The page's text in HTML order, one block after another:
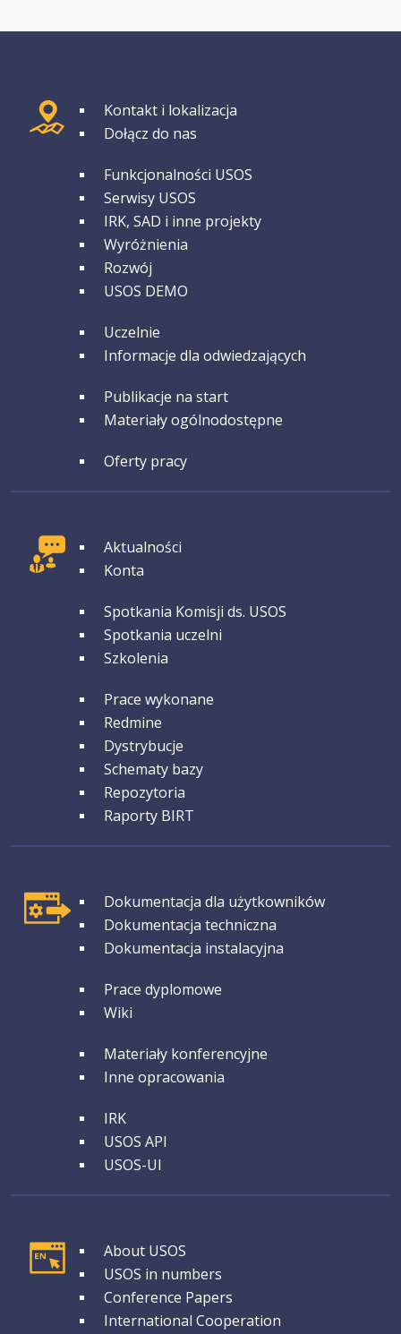
GRUPA 1Kontakt i lokalizacja
Dołącz do nas
GRUPA 2Funkcjonalności USOS
Serwisy USOS
IRK, SAD i inne projekty
Wyróżnienia
Rozwój
USOS DEMO
GRUPA 3Uczelnie
Informacje dla odwiedzających
GRUPA 4Publikacje na start
Materiały ogólnodostępne
GRUPA 5Oferty pracy
GRUPA 1Aktualności
Konta
GRUPA 2Spotkania Komisji ds. USOS
Spotkania uczelni
Szkolenia
GRUPA 3Prace wykonane
Redmine
Dystrybucje
Schematy bazy
Repozytoria
Raporty BIRT
GRUPA 1Dokumentacja dla użytkowników
Dokumentacja techniczna
Dokumentacja instalacyjna
GRUPA 2Prace dyplomowe
Wiki
GRUPA 3Materiały konferencyjne
Inne opracowania
GRUPA 4
IRK
USOS API
USOS-UI
GRUPA 1About USOS
USOS in numbers
Conference Papers
International Cooperation